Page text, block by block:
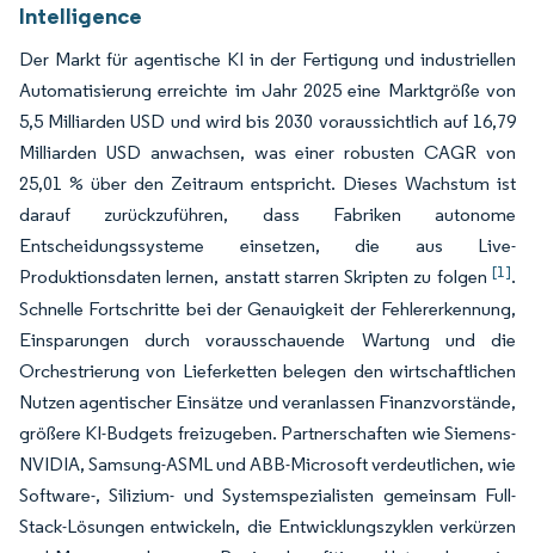
Intelligence
Der Markt für agentische KI in der Fertigung und industriellen
Automatisierung erreichte im Jahr 2025 eine Marktgröße von
5,5 Milliarden USD und wird bis 2030 voraussichtlich auf 16,79
Milliarden USD anwachsen, was einer robusten CAGR von
25,01 % über den Zeitraum entspricht. Dieses Wachstum ist
darauf zurückzuführen, dass Fabriken autonome
Entscheidungssysteme einsetzen, die aus Live-
Produktionsdaten lernen, anstatt starren Skripten zu folgen [1].
Schnelle Fortschritte bei der Genauigkeit der Fehlererkennung,
Einsparungen durch vorausschauende Wartung und die
Orchestrierung von Lieferketten belegen den wirtschaftlichen
Nutzen agentischer Einsätze und veranlassen Finanzvorstände,
größere KI-Budgets freizugeben. Partnerschaften wie Siemens-
NVIDIA, Samsung-ASML und ABB-Microsoft verdeutlichen, wie
Software-, Silizium- und Systemspezialisten gemeinsam Full-
Stack-Lösungen entwickeln, die Entwicklungszyklen verkürzen